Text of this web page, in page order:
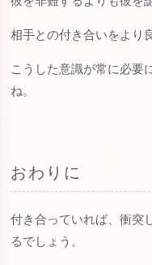
相手との付き合いをより
こうした意識が常に必要
ね。
おわりに
付き合っていれば、衝突
るでしょう。